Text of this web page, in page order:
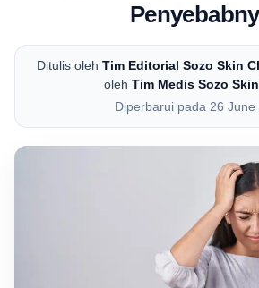
Ditulis oleh Tim Editorial Sozo Skin
oleh Tim Medis Sozo
Diperbarui pada 26 June